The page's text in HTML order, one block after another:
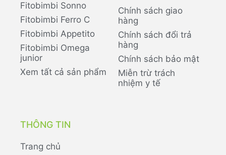
Fitobimbi Sonno
Fitobimbi Ferro C
Fitobimbi Appetito
Fitobimbi Omega
junior
Xem tất cả sản phẩm
Chính sách giao
hàng
Chính sách đổi trả
hàng
Chính sách bảo mật
Miễn trừ trách
nhiệm y tế
THÔNG TIN
Trang chủ